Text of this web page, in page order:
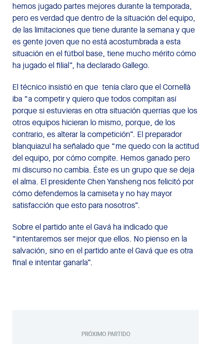
hemos jugado partes mejores durante la temporada,
pero es verdad que dentro de la situación del equipo,
de las limitaciones que tiene durante la semana y que
es gente joven que no está acostumbrada a esta
situación en el fútbol base, tiene mucho mérito cómo
ha jugado el filial”, ha declarado Gallego.
El técnico insistió en que tenía claro que el Cornellà
iba “a competir y quiero que todos compitan así
porque si estuvieras en otra situación querrías que los
otros equipos hicieran lo mismo, porque, de los
contrario, es alterar la competición”. El preparador
blanquiazul ha señalado que “me quedo con la actitud
del equipo, por cómo compite. Hemos ganado pero
mi discurso no cambia. Éste es un grupo que se deja
el alma. El presidente Chen Yansheng nos felicitó por
cómo defendemos la camiseta y no hay mayor
satisfacción que esto para nosotros”.
Sobre el partido ante el Gavá ha indicado que
“intentaremos ser mejor que ellos. No pienso en la
salvación, sino en el partido ante el Gavá que es otra
final e intentar ganarla”.
PRÓXIMO PARTIDO